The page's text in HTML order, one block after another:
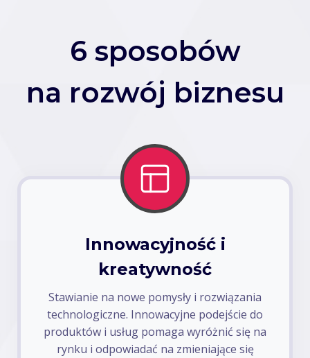
6 sposobów
na rozwój biznesu
Innowacyjność i
kreatywność
Stawianie na nowe pomysły i rozwiązania
technologiczne. Innowacyjne podejście do
produktów i usług pomaga wyróżnić się na
rynku i odpowiadać na zmieniające się